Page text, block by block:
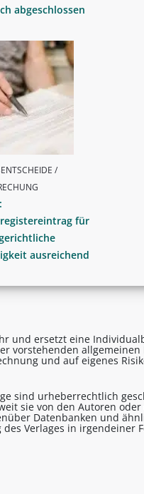
abgeschlossen
/
für
ausreichend
und ersetzt eine
vorstehenden
und auf eigenes
sind urheberrechtlich
sie von den Autoren
Datenbanken und
Verlages in irgendeiner